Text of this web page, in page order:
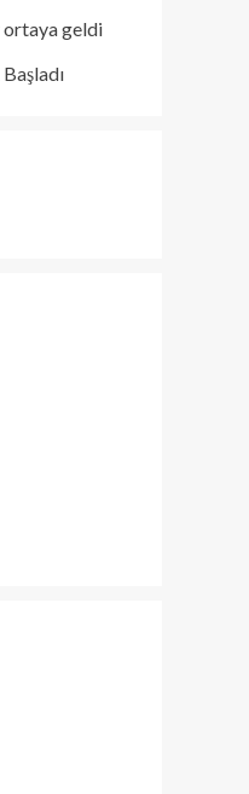
ortaya geldi